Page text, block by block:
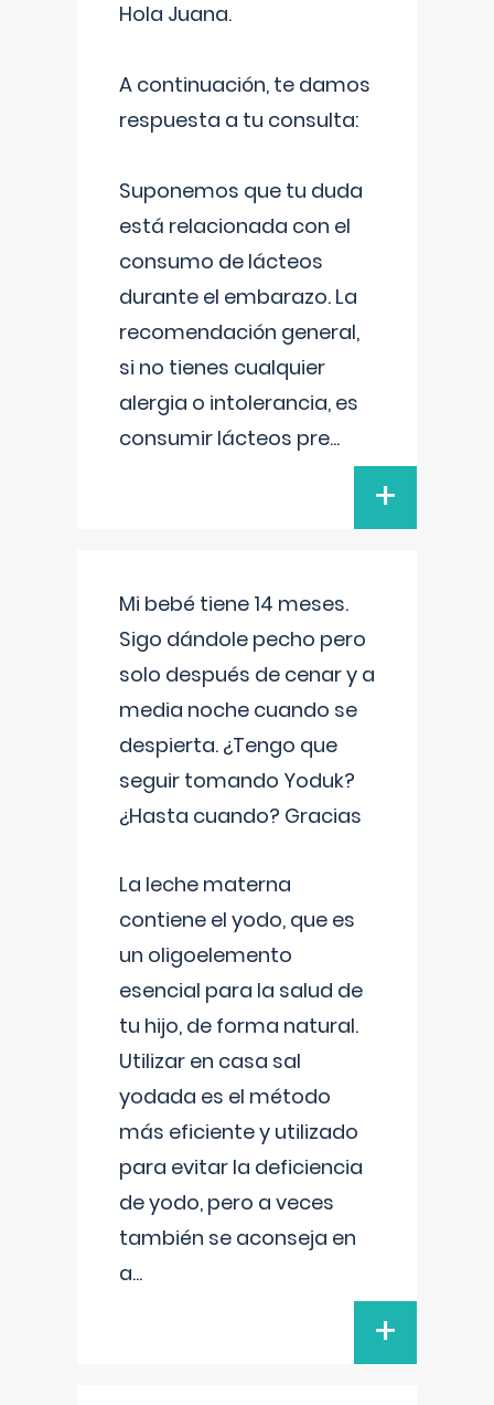
Hola Juana.
A continuación, te damos
respuesta a tu consulta:
Suponemos que tu duda
está relacionada con el
consumo de lácteos
durante el embarazo. La
recomendación general,
si no tienes cualquier
alergia o intolerancia, es
consumir lácteos pre...
+
Mi bebé tiene 14 meses.
Sigo dándole pecho pero
solo después de cenar y a
media noche cuando se
despierta. ¿Tengo que
seguir tomando Yoduk?
¿Hasta cuando? Gracias
La leche materna
contiene el yodo, que es
un oligoelemento
esencial para la salud de
tu hijo, de forma natural.
Utilizar en casa sal
yodada es el método
más eficiente y utilizado
para evitar la deficiencia
de yodo, pero a veces
también se aconseja en
a...
+